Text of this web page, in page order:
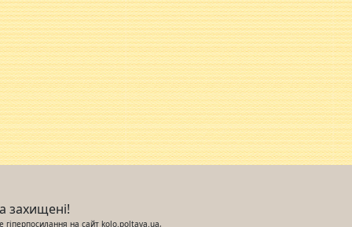
захищені!
гіперпосилання на сайт kolo.poltava.ua,